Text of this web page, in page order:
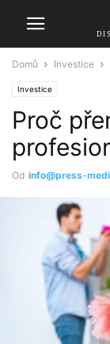
Domů Investice
Investice
Proč
Od info@press-